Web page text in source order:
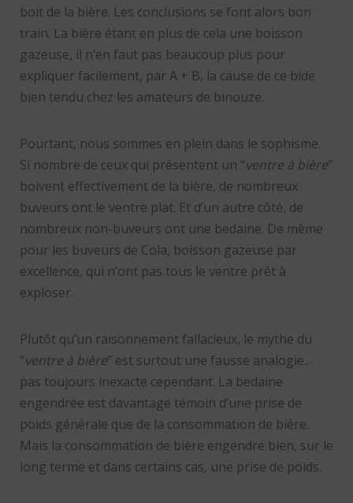
boit de la bière. Les conclusions se font alors bon
train. La bière étant en plus de cela une boisson
gazeuse, il n’en faut pas beaucoup plus pour
expliquer facilement, par A + B, la cause de ce bide
bien tendu chez les amateurs de binouze.
Pourtant, nous sommes en plein dans le sophisme.
Si nombre de ceux qui présentent un “ventre à bière”
boivent effectivement de la bière, de nombreux
buveurs ont le ventre plat. Et d’un autre côté, de
nombreux non-buveurs ont une bedaine. De même
pour les buveurs de Cola, boisson gazeuse par
excellence, qui n’ont pas tous le ventre prêt à
exploser.
Plutôt qu’un raisonnement fallacieux, le mythe du
“ventre à bière” est surtout une fausse analogie…
pas toujours inexacte cependant. La bedaine
engendrée est davantage témoin d’une prise de
poids générale que de la consommation de bière.
Mais la consommation de bière engendre bien, sur le
long terme et dans certains cas, une prise de poids.